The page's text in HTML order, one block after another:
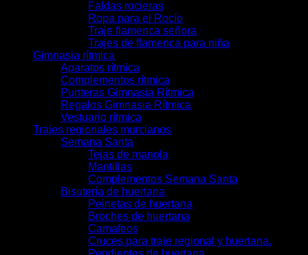
Faldas rocieras
Ropa para el Rocío
Traje flamenca señora
Trajes de flamenca para niña
Gimnasia rítmica
Aparatos rítmica
Complementos rítmica
Punteras Gimnasia Rítmica
Regalos Gimnasia Rítmica
Vestuario rítmica
Trajes regionales murcianos
Semana Santa
Tejas de manola
Mantillas
Complementos Semana Santa
Bisutería de huertana
Peinetas de huertana
Broches de huertana
Camafeos
Cruces para traje regional y huertana.